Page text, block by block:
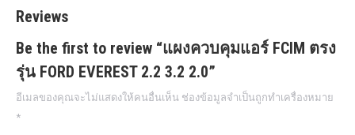
Reviews
Be the first to review “แผงควบคุมแอร์ FCIM ตรง
รุ่น FORD EVEREST 2.2 3.2 2.0”
อีเมลของคุณจะไม่แสดงให้คนอื่นเห็น ช่องข้อมูลจำเป็นถูกทำเครื่องหมาย
*